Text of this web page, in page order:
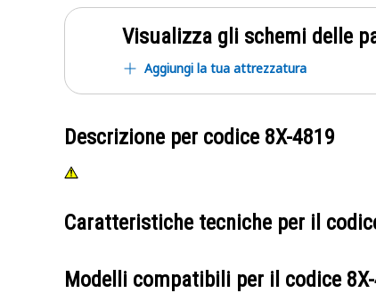
Visualizza gli schemi delle
Aggiungi la tua attrezzatura
Descrizione per codice 8X-4819
Caratteristiche tecniche per il
Modelli compatibili per il codice